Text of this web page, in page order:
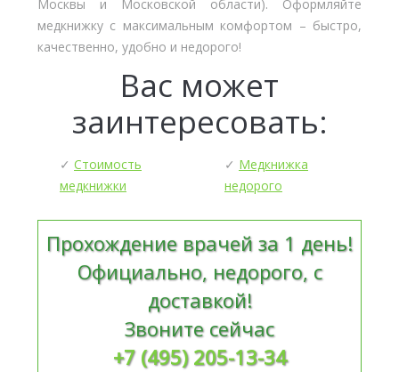
Москвы и Московской области). Оформляйте
медкнижку с максимальным комфортом – быстро,
качественно, удобно и недорого!
Вас может
заинтересовать:
✓ Стоимость
медкнижки
✓ Медкнижка
недорого
Прохождение врачей за 1 день!
Официально, недорого, с
доставкой!
Звоните сейчас
+7 (495) 205-13-34